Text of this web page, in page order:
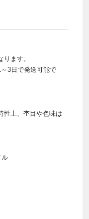
ます。
3日で発送可能で
性上、杢目や色味は
ル